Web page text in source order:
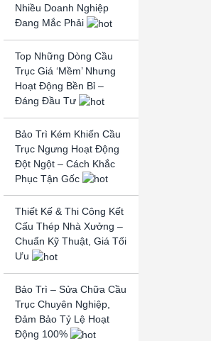
Nhiều Doanh Nghiệp
Đang Mắc Phải
Top Những Dòng Cầu
Trục Giá ‘Mềm’ Nhưng
Hoạt Động Bền Bỉ –
Đáng Đầu Tư
Bảo Trì Kém Khiến Cầu
Trục Ngưng Hoạt Động
Đột Ngột – Cách Khắc
Phục Tận Gốc
Thiết Kế & Thi Công Kết
Cấu Thép Nhà Xưởng –
Chuẩn Kỹ Thuật, Giá Tối
Ưu
Bảo Trì – Sửa Chữa Cầu
Trục Chuyên Nghiệp,
Đảm Bảo Tỷ Lệ Hoạt
Động 100%